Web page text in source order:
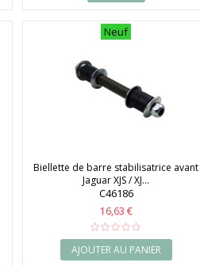
Neuf
Biellette de barre stabilisatrice avant
Jaguar XJS / XJ...
C46186
16,63 €
AJOUTER AU PANIER